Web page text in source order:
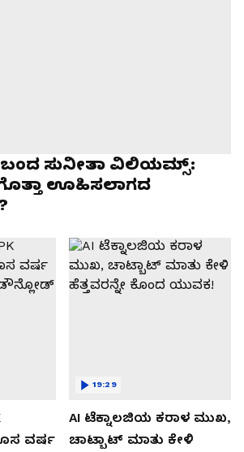
ಸುನೀತಾ ವಿಲಿಯಮ್ಸ್:
ಗೊತ್ತಾ ಊಹಿಸಲಾಗದ
ವರ್ಷ
AI ಟೆಕ್ನಾಲಜಿಯ ಕರಾಳ ಮುಖ,
ಚಾಟ್ಬಾಟ್ ಮಾತು ಕೇಳಿ
19:29